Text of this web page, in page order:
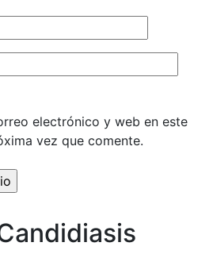
electrónico y web en este
vez que comente.